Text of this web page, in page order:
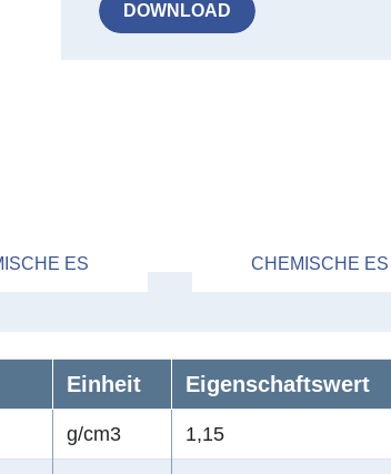
DOWNLOAD
ES CHEMISCHE ES
Einheit Eigenschaftswert
g/cm3 1,15